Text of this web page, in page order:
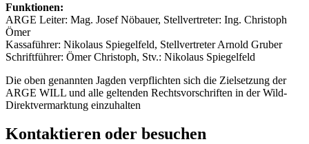
Funktionen:
ARGE Leiter: Mag. Josef Nöbauer, Stellvertreter: Ing. Christoph
Ömer
Kassaführer: Nikolaus Spiegelfeld, Stellvertreter Arnold Gruber
Schriftführer: Ömer Christoph, Stv.: Nikolaus Spiegelfeld
Die oben genannten Jagden verpflichten sich die Zielsetzung der
ARGE WILL und alle geltenden Rechtsvorschriften in der Wild-
Direktvermarktung einzuhalten
Kontaktieren oder besuchen